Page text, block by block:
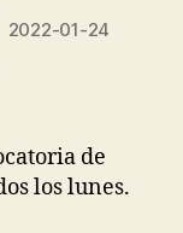
2022-01-24
de
los lunes.